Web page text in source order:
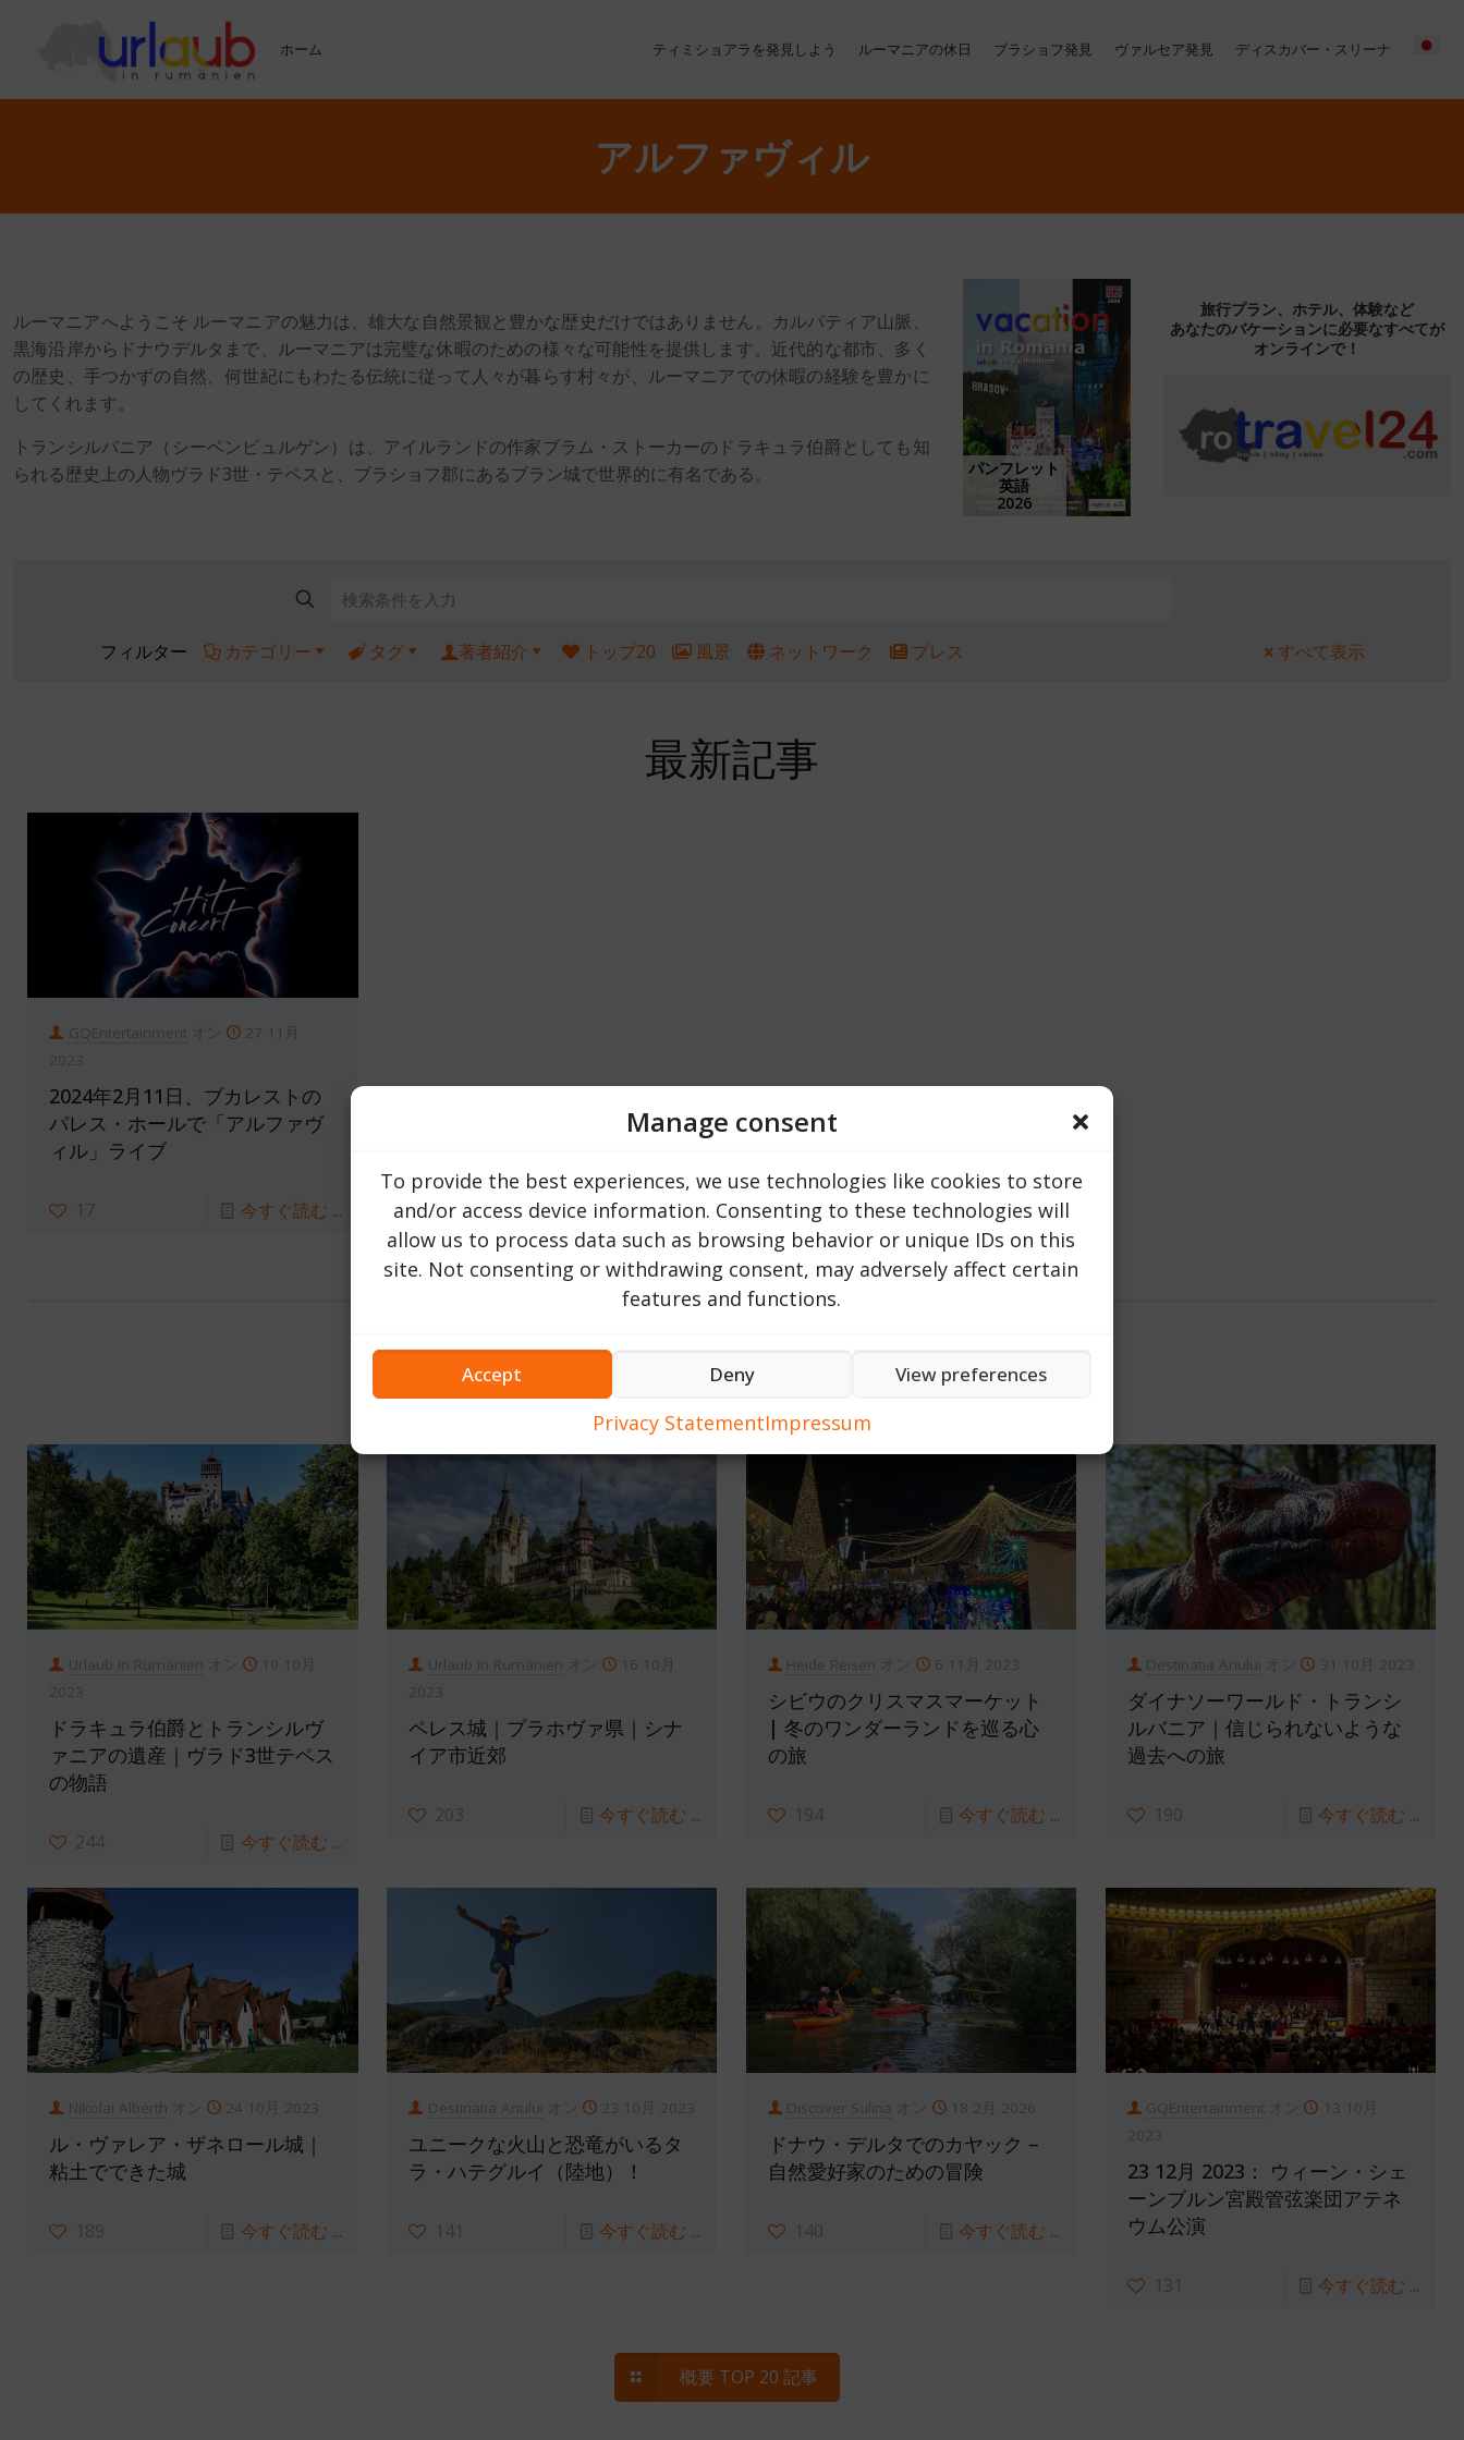
Manage consent
To provide the best experiences, we use technologies like cookies to store
and/or access device information. Consenting to these technologies will
allow us to process data such as browsing behavior or unique IDs on this
site. Not consenting or withdrawing consent, may adversely affect certain
features and functions.
Accept Deny View preferences
Privacy StatementImpressum
ホーム ティミショアラを発見しよう ルーマニアの休日 ブラショフ発見 ヴァルセア発見 ディスカバー・スリーナ
アルファヴィル
ルーマニアへようこそ ルーマニアの魅力は、雄大な自然景観と豊かな歴史だけではありません。カルパティア山脈、
黒海沿岸からドナウデルタまで、ルーマニアは完璧な休暇のための様々な可能性を提供します。近代的な都市、多く
の歴史、手つかずの自然、何世紀にもわたる伝統に従って人々が暮らす村々が、ルーマニアでの休暇の経験を豊かに
してくれます。
トランシルバニア（シーベンビュルゲン）は、アイルランドの作家ブラム・ストーカーのドラキュラ伯爵としても知
られる歴史上の人物ヴラド3世・テペスと、ブラショフ郡にあるブラン城で世界的に有名である。
パンフレット
英語
2026
旅行プラン、ホテル、体験など
あなたのバケーションに必要なすべてが
オンラインで！
フィルター カテゴリー タグ 著者紹介 トップ20 風景 ネットワーク プレス すべて表示
最新記事
GQEntertainment
27 11月
2023
2024年2月11日、ブカレストの
パレス・ホールで「アルファヴ
ィル」ライブ
17 今すぐ読む ...
Top 20
Urlaub in Rumänien
19 10月
2023
ドラキュラ伯爵とトランシルヴ
ァニアの遺産｜ヴラド3世テペス
の物語
244 今すぐ読む ...
Urlaub in Rumänien
16 10月
2023
ペレス城｜プラホヴァ県｜シナ
イア市近郊
203 今すぐ読む ...
Heide Reisen 6 11月 2023
シビウのクリスマスマーケット
| 冬のワンダーランドを巡る心
の旅
194 今すぐ読む ...
Destinatia Anului オン 31 10月 2023
ダイナソーワールド・トランシ
ルバニア｜信じられないような
過去への旅
190 今すぐ読む ...
Nikolai Alberth 24 10月 2023
ル・ヴァレア・ザネロール城｜
粘土でできた城
189 今すぐ読む ...
Destinatia Anului 23 10月 2023
ユニークな火山と恐竜がいるタ
ラ・ハテグルイ（陸地）！
141 今すぐ読む ...
Discover Sulina 18 2月 2026
ドナウ・デルタでのカヤック –
自然愛好家のための冒険
140 今すぐ読む ...
GQEntertainment オン
13 10月
2023
23 12月 2023： ウィーン・シェ
ーンブルン宮殿管弦楽団アテネ
ウム公演
131 今すぐ読む ...
概要 TOP 20 記事